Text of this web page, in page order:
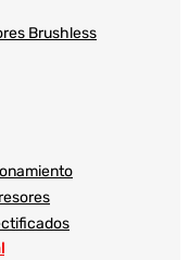
Brushless